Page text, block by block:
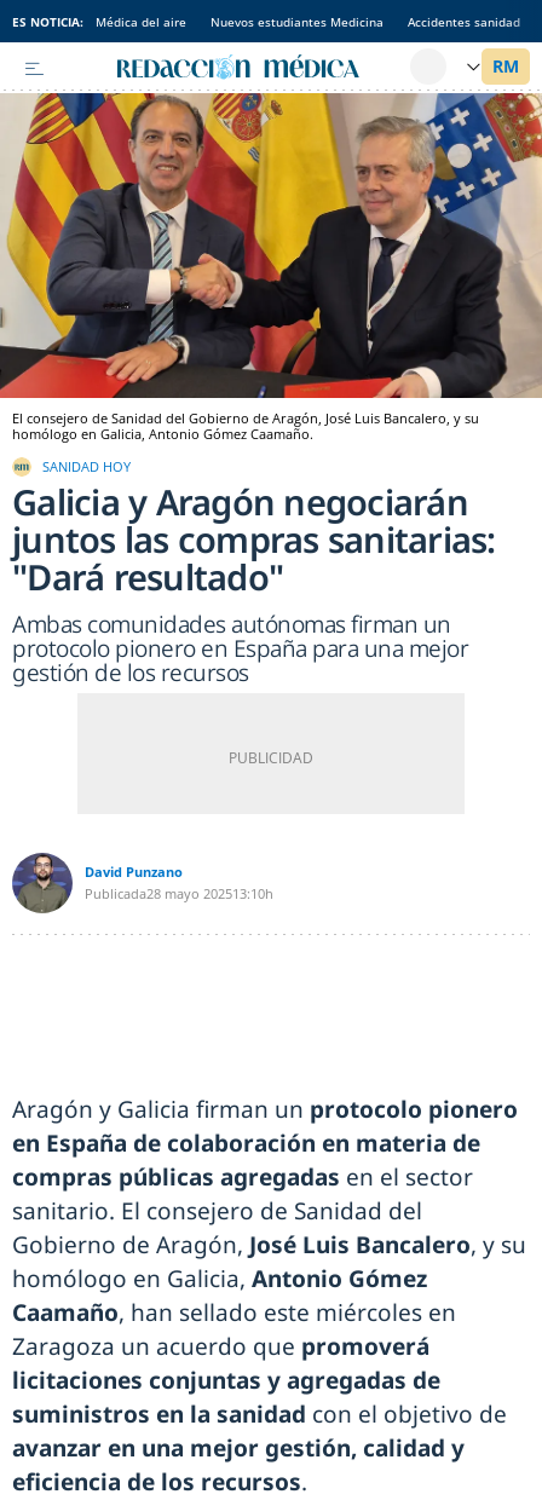
ES NOTICIA: Médica del aire Nuevos estudiantes Medicina Accidentes sanidad
El consejero de Sanidad del Gobierno de Aragón, José Luis Bancalero, y su
homólogo en Galicia, Antonio Gómez Caamaño.
SANIDAD HOY
Galicia y Aragón negociarán
juntos las compras sanitarias:
"Dará resultado"
Ambas comunidades autónomas firman un
protocolo pionero en España para una mejor
gestión de los recursos
David Punzano
Publicada28 mayo 202513:10h
Aragón y Galicia firman un protocolo pionero
en España de colaboración en materia de
compras públicas agregadas en el sector
sanitario. El consejero de Sanidad del
Gobierno de Aragón, José Luis Bancalero, y su
homólogo en Galicia, Antonio Gómez
Caamaño, han sellado este miércoles en
Zaragoza un acuerdo que promoverá
licitaciones conjuntas y agregadas de
suministros en la sanidad con el objetivo de
avanzar en una mejor gestión, calidad y
eficiencia de los recursos.